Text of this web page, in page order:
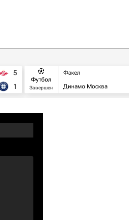
5
1
Футбол
Завершен
Факел
Динамо Москва